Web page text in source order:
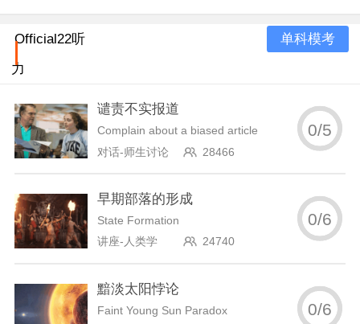
Official22听
力
单科模考
谴责不实报道
Complain about a biased article
对话-师生讨论
28466
0/5
早期部落的形成
State Formation
讲座-人类学
24740
0/6
黯淡太阳悖论
Faint Young Sun Paradox
0/6